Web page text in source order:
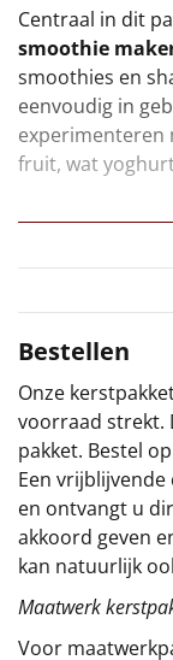
Overige
Ideeën
Personeel
Cadeaubon
Per stuk
Alle overige
Centraal in dit
smoothie
smoothies en
eenvoudig in
experimenteren
fruit, wat
vaste plek
Bestellen
Onze
voorraad strekt.
pakket. Bestel
Een
en ontvangt u
akkoord geven
kan natuurlijk
Maatwerk
Voor